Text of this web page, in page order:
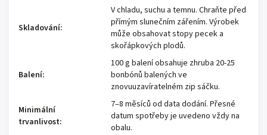
Skladování:
V chladu, suchu a temnu. Chraňte před
přímým slunečním zářením. Výrobek
může obsahovat stopy pecek a
skořápkových plodů.
Balení:
100 g balení obsahuje zhruba 20-25
bonbónů balených ve
znovuuzavíratelném zip sáčku.
Minimální
trvanlivost:
7–8 měsíců od data dodání. Přesné
datum spotřeby je uvedeno vždy na
obalu.